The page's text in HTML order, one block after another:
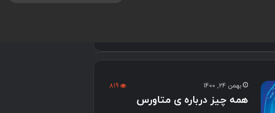
بهمن 24, 1400 819
همه چیز درباره ی متاورس